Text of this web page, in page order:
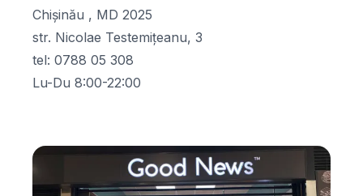
Chișinău , MD 2025
str. Nicolae Testemițeanu, 3
tel: 0788 05 308
Lu-Du 8:00-22:00